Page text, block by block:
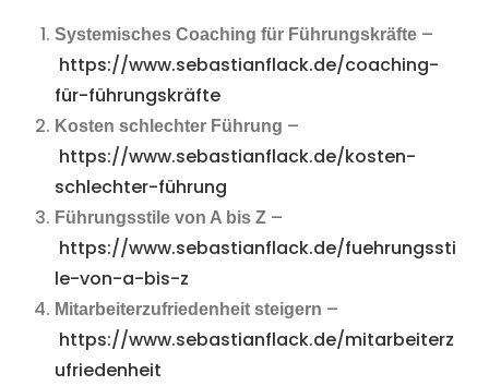
Systemisches Coaching für Führungskräfte –
https://www.sebastianflack.de/coaching-
für-führungskräfte
Kosten schlechter Führung –
https://www.sebastianflack.de/kosten-
schlechter-führung
Führungsstile von A bis Z –
https://www.sebastianflack.de/fuehrungssti
le-von-a-bis-z
Mitarbeiterzufriedenheit steigern –
https://www.sebastianflack.de/mitarbeiterz
ufriedenheit